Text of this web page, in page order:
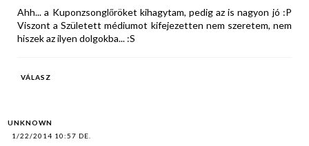
Ahh... a Kuponzsonglőröket kihagytam, pedig az is nagyon jó :P
Viszont a Született médiumot kifejezetten nem szeretem, nem
hiszek az ilyen dolgokba... :S
VÁLASZ
UNKNOWN
1/22/2014 10:57 DE.